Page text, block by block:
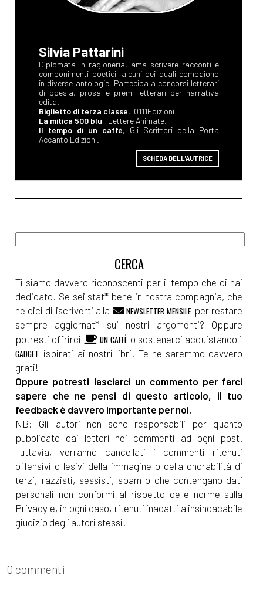
Silvia Pattarini
Diplomata in ragioneria, ama scrivere racconti e
componimenti poetici, alcuni dei quali compaiono
in diverse antologie. Partecipa a concorsi letterari
di poesia, prosa e premi letterari per narrativa
edita.
Biglietto di terza classe, 0111Edizioni.
La mitica 500 blu, Lettere Animate.
Il tempo di un caffè, Gli Scrittori della Porta
Accanto Edizioni.
SCHEDA DELL'AUTRICE
Ti siamo davvero riconoscenti per il tempo che ci hai
dedicato. Se sei stat* bene in nostra compagnia, che
ne dici di iscriverti alla
NEWSLETTER MENSILE per restare
sempre aggiornat* sui nostri argomenti? Oppure
potresti offrirci
UN CAFFÈ o sostenerci acquistando i
GADGET ispirati ai nostri libri. Te ne saremmo davvero
grati!
Oppure potresti lasciarci un commento per farci
sapere che ne pensi di questo articolo, il tuo
feedback è davvero importante per noi.
NB: Gli autori non sono responsabili per quanto
pubblicato dai lettori nei commenti ad ogni post.
Tuttavia, verranno cancellati i commenti ritenuti
offensivi o lesivi della immagine o della onorabilità di
terzi, razzisti, sessisti, spam o che contengano dati
personali non conformi al rispetto delle norme sulla
Privacy e, in ogni caso, ritenuti inadatti a insindacabile
giudizio degli autori stessi.
0 commenti